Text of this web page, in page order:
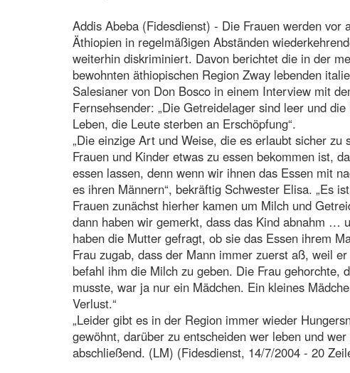
Addis Abeba (Fidesdienst) - Die Frauen werden vor
Äthiopien in regelmäßigen Abständen
weiterhin diskriminiert. Davon berichtet die in der
bewohnten äthiopischen Region Zway lebenden
Salesianer von Don Bosco in einem Interview mit
Fernsehsender: „Die Getreidelager sind leer und
Leben, die Leute sterben an Erschöpfung“.
„Die einzige Art und Weise, die es erlaubt sicher zu
Frauen und Kinder etwas zu essen bekommen ist,
essen lassen, denn wenn wir ihnen das Essen mit
es ihren Männern“, bekräftig Schwester Elisa. „Es
Frauen zunächst hierher kamen um Milch und
dann haben wir gemerkt, dass das Kind abnahm …
haben die Mutter gefragt, ob sie das Essen ihrem
Frau zugab, dass der Mann immer zuerst aß, weil
befahl ihm die Milch zu geben. Die Frau gehorchte,
musste, war ja nur ein Mädchen. Ein kleines
Verlust.“
„Leider gibt es in der Region immer wieder
gewöhnt, darüber zu entscheiden wer leben und
abschließend. (LM) (Fidesdienst, 14/7/2004 - 20